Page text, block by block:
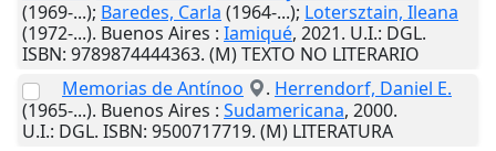
(1969-...); Baredes, Carla (1964-...); Lotersztain, Ileana
(1972-...). Buenos Aires : Iamiqué, 2021. U.I.: DGL.
ISBN: 9789874444363. (M) TEXTO NO LITERARIO
Memorias de Antínoo
. Herrendorf, Daniel E.
(1965-...). Buenos Aires : Sudamericana, 2000.
U.I.: DGL. ISBN: 9500717719. (M) LITERATURA